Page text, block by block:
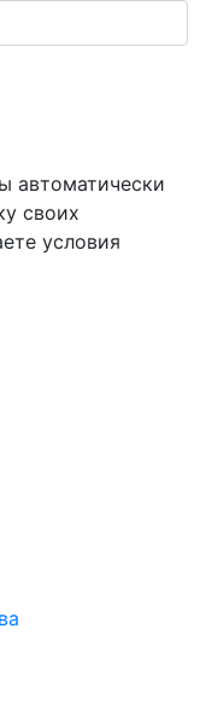
автоматически
своих
условия